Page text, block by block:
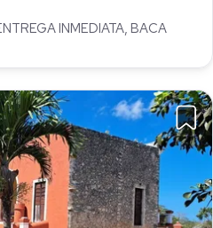
INMEDIATA, BACA